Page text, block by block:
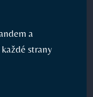
a
strany